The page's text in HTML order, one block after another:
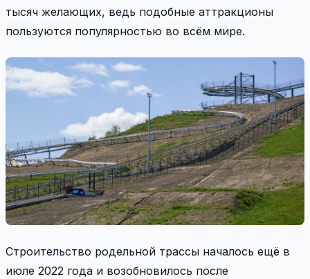
тысяч желающих, ведь подобные аттракционы
пользуются популярностью во всём мире.
Строительство родельной трассы началось ещё в
июле 2022 года и возобновилось после